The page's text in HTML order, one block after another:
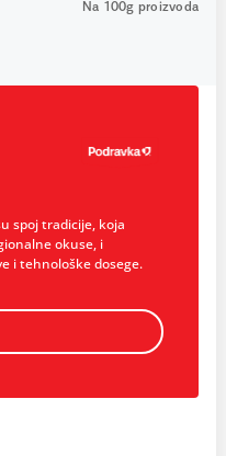
Na 100g proizvoda
spoj tradicije, koja
okuse, i
i tehnološke dosege.